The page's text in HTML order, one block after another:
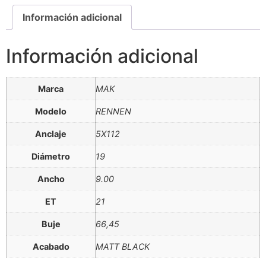
Información adicional
Información adicional
Marca MAK
Modelo RENNEN
Anclaje 5X112
Diámetro 19
Ancho 9.00
ET 21
Buje 66,45
Acabado MATT BLACK